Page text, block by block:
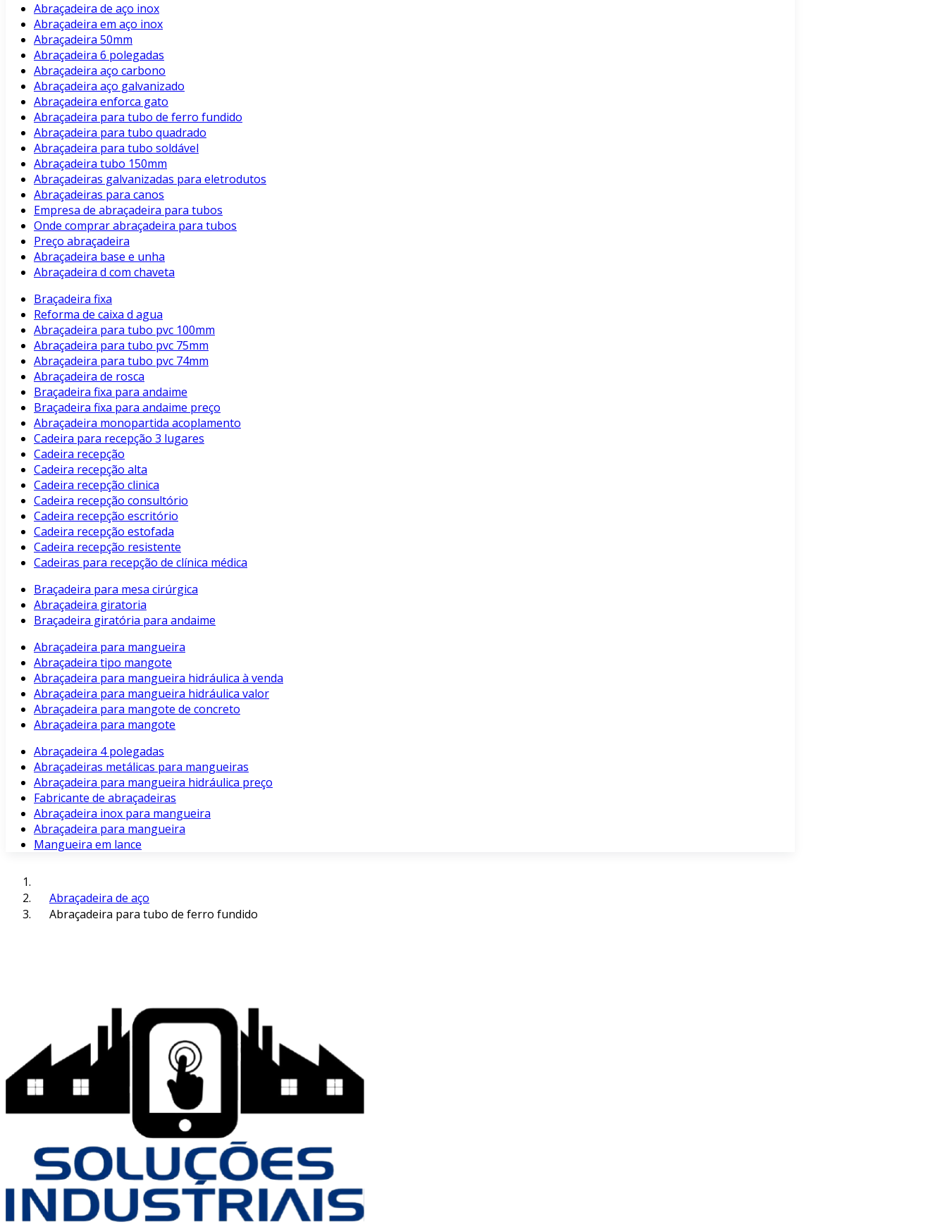
Abraçadeira de aço inox
Abraçadeira em aço inox
Abraçadeira 50mm
Abraçadeira 6 polegadas
Abraçadeira aço carbono
Abraçadeira aço galvanizado
Abraçadeira enforca gato
Abraçadeira para tubo de ferro fundido
Abraçadeira para tubo quadrado
Abraçadeira para tubo soldável
Abraçadeira tubo 150mm
Abraçadeiras galvanizadas para eletrodutos
Abraçadeiras para canos
Empresa de abraçadeira para tubos
Onde comprar abraçadeira para tubos
Preço abraçadeira
Abraçadeira base e unha
Abraçadeira d com chaveta
Braçadeira fixa
Reforma de caixa d agua
Abraçadeira para tubo pvc 100mm
Abraçadeira para tubo pvc 75mm
Abraçadeira para tubo pvc 74mm
Abraçadeira de rosca
Braçadeira fixa para andaime
Braçadeira fixa para andaime preço
Abraçadeira monopartida acoplamento
Cadeira para recepção 3 lugares
Cadeira recepção
Cadeira recepção alta
Cadeira recepção clinica
Cadeira recepção consultório
Cadeira recepção escritório
Cadeira recepção estofada
Cadeira recepção resistente
Cadeiras para recepção de clínica médica
Braçadeira para mesa cirúrgica
Abraçadeira giratoria
Braçadeira giratória para andaime
Abraçadeira para mangueira
Abraçadeira tipo mangote
Abraçadeira para mangueira hidráulica à venda
Abraçadeira para mangueira hidráulica valor
Abraçadeira para mangote de concreto
Abraçadeira para mangote
Abraçadeira 4 polegadas
Abraçadeiras metálicas para mangueiras
Abraçadeira para mangueira hidráulica preço
Fabricante de abraçadeiras
Abraçadeira inox para mangueira
Abraçadeira para mangueira
Mangueira em lance
Abraçadeira de aço
Abraçadeira para tubo de ferro fundido